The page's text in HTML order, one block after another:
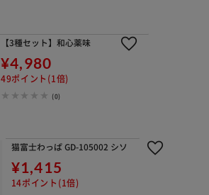
【3種セット】和心薬味
¥4,980
49ポイント(1倍)
(0)
猫富士わっぱ GD-105002 シソ
¥1,415
14ポイント(1倍)